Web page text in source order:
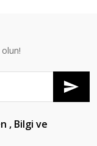
, Bilgi ve